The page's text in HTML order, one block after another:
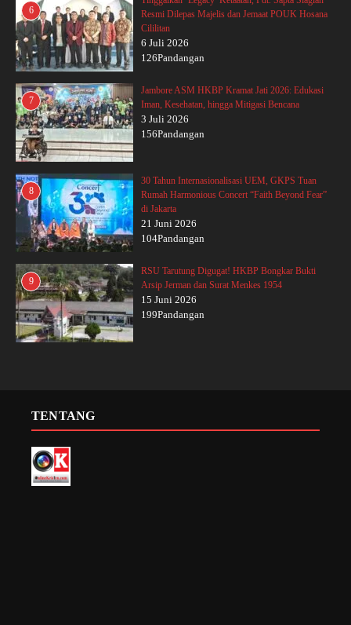
6
Resmi Dilepas Majelis dan Jemaat POUK Hosana
Cililitan
6 Juli 2026
126Pandangan
7
Jambore ASM HKBP Kramat Jati 2026: Edukasi
Iman, Kesehatan, hingga Mitigasi Bencana
3 Juli 2026
156Pandangan
8
30 Tahun Internasionalisasi UEM, GKPS Tuan
Rumah Harmonious Concert “Faith Beyond Fear”
di Jakarta
21 Juni 2026
104Pandangan
9
RSU Tarutung Digugat! HKBP Bongkar Bukti
Arsip Jerman dan Surat Menkes 1954
15 Juni 2026
199Pandangan
TENTANG